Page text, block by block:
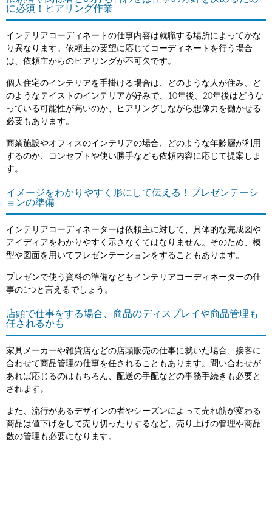
に必須！ヒアリング作業
インテリアコーディネートの仕事内容は就職する場所によってかな
り異なります。依頼主の要望に応じてコーディネートを行う場合
は、依頼主からのヒアリングが不可欠です。
個人住宅のインテリアを手掛ける場合は、どのような人が住み、ど
のようなテイストのインテリアが好みで、10年後、20年後はどうな
っている可能性が高いのか、ヒアリングしながら想像力を働かせる
必要もあります。
商業施設やオフィスのインテリアの場合、どのような年齢層が利用
するのか、コンセプトや使い勝手なども依頼内容に応じて提案しま
す。
イメージをわかりやすく形にして伝える！プレゼンテーシ
ョンの準備
インテリアコーディネーターは依頼主に対して、具体的な完成図や
アイディアをわかりやすく示さなくてはなりません。そのため、模
型や図面を用いてプレゼンテーションをすることもあります。
プレゼンで使う資料の準備などもインテリアコーディネーターの仕
事の1つと言えるでしょう。
店頭で仕事をする場合、商品のディスプレイや商品管理も
任されるかも
家具メーカーや雑貨店などの店頭販売の仕事に就いた場合、接客に
合わせて商品管理の仕事を任されることもあります。問い合わせが
あれば応じるのはもちろん、配送の手配などの事務手続きも必要と
されます。
また、流行があるデザインの者やシーズンによって売れ筋が変わる
商品は値下げをして売り切ったりするなど、売り上げの管理や商品
数の管理も必要になります。